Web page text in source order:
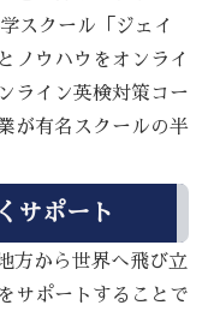
スクール「ジェイ
ノウハウをオンライ
ライン英検対策コー
が有名スクールの半
サポート
方から世界へ飛び立
サポートすることで